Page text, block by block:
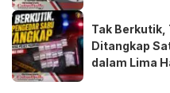
Tak Berkutik,
Ditangkap
dalam Lima